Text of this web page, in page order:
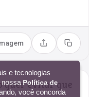
Compartilhar
Copiar
quer evitar que
e tecnologias
nossa Política de
você concorda